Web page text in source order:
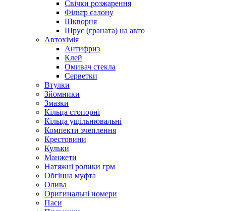
Свічки розжарення
Фільтр салону
Шкворня
Шрус (граната) на авто
Автохімія
Антифриз
Клей
Омивач стекла
Серветки
Втулки
Зйомники
Змазки
Кільца стопорні
Кільца ущільнювальні
Компекти зчеплення
Крестовини
Кульки
Манжети
Натяжні ролики грм
Обгінна муфта
Олива
Оригинальні номери
Паси